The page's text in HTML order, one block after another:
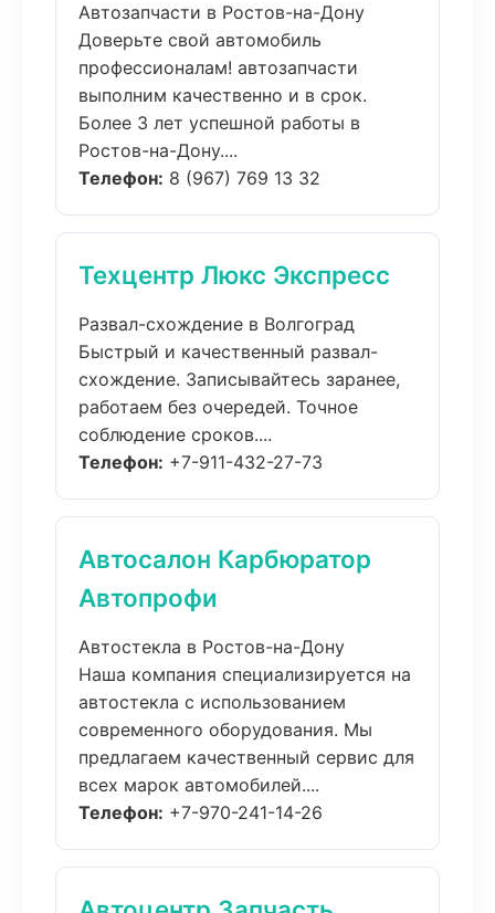
Автозапчасти в Ростов-на-Дону
Доверьте свой автомобиль
профессионалам! автозапчасти
выполним качественно и в срок.
Более 3 лет успешной работы в
Ростов-на-Дону....
Телефон: 8 (967) 769 13 32
Техцентр Люкс Экспресс
Развал-схождение в Волгоград
Быстрый и качественный развал-
схождение. Записывайтесь заранее,
работаем без очередей. Точное
соблюдение сроков....
Телефон: +7-911-432-27-73
Автосалон Карбюратор
Автопрофи
Автостекла в Ростов-на-Дону
Наша компания специализируется на
автостекла с использованием
современного оборудования. Мы
предлагаем качественный сервис для
всех марок автомобилей....
Телефон: +7-970-241-14-26